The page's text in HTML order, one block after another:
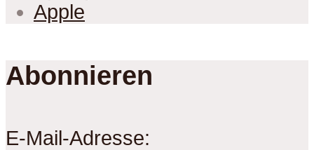
Apple
Abonnieren
E-Mail-Adresse: